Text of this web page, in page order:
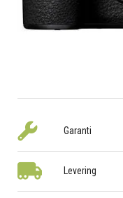
Garanti
Levering